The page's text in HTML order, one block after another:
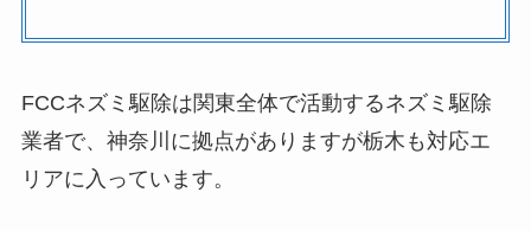
FCCネズミ駆除は関東全体で活動するネズミ駆除
業者で、神奈川に拠点がありますが栃木も対応エ
リアに入っています。